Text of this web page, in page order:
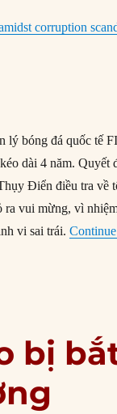
corruption
lý bóng đá quốc tế
dài 4 năm. Quyết
Điển điều tra về
ra vui mừng, vì
vi sai trái.
bị